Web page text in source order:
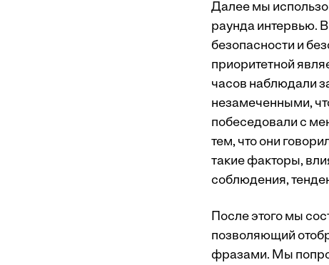
Далее мы
раунда интервью.
безопасности и
приоритетной
часов наблюдали
незамеченными,
побеседовали с
тем, что они
такие факторы,
соблюдения,
После этого мы
позволяющий
фразами. Мы